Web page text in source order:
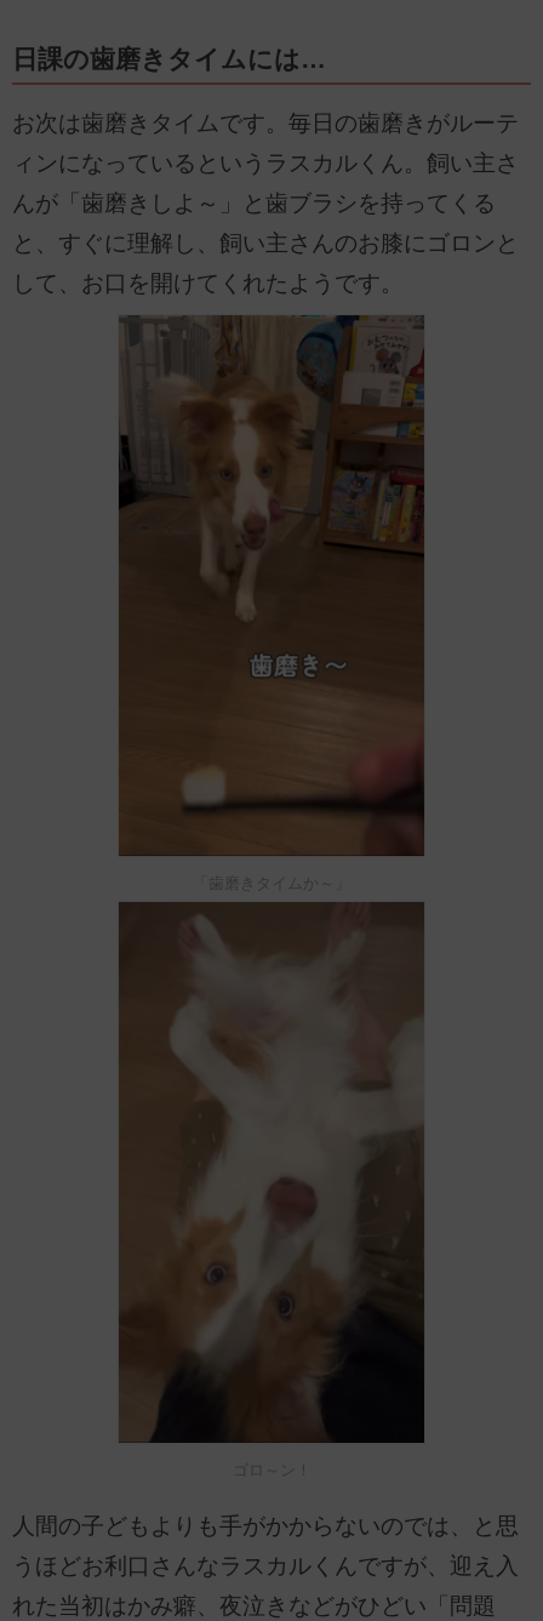
日課の歯磨きタイムには…
お次は歯磨きタイムです。毎日の歯磨きがルーテ
ィンになっているというラスカルくん。飼い主さ
んが「歯磨きしよ～」と歯ブラシを持ってくる
と、すぐに理解し、飼い主さんのお膝にゴロンと
して、お口を開けてくれたようです。
「歯磨きタイムか～」
ゴロ～ン！
人間の子どもよりも手がかからないのでは、と思
うほどお利口さんなラスカルくんですが、迎え入
れた当初はかみ癖、夜泣きなどがひどい「問題